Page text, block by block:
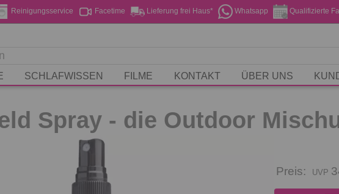
Qualifizierte
Whatsapp
Lieferung frei Haus*
Facetime
Reinigungsservice
SCHLAFWISSEN FILME KONTAKT ÜBER UNS
Spray - die Outdoor
Preis: